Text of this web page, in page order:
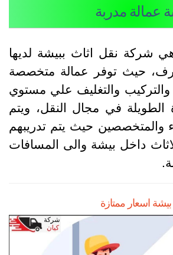
مدربة
نقل اثاث ببيشة لديها
حيث توفر عمالة متخصصة
والتغليف علي مستوي
في مجال النقل، ويتم
والمتخصصين حيث يتم تدريبهم
داخل بيشة والى المسافات
ممتازة